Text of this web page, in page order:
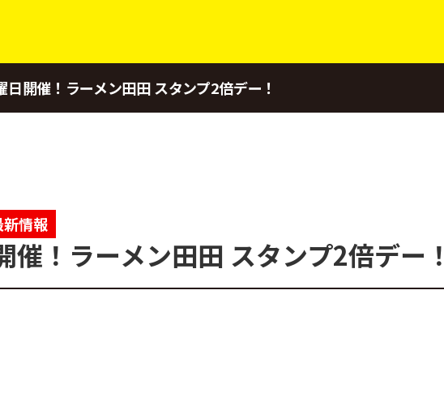
日開催！ラーメン田田 スタンプ2倍デー！
新情報
催！ラーメン田田 スタンプ2倍デー！